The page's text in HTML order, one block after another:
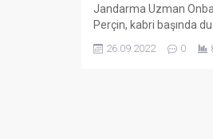
Jandarma Uzman
Perçin, kabri başında
kontrol noktasına 26
26.09.2022 0